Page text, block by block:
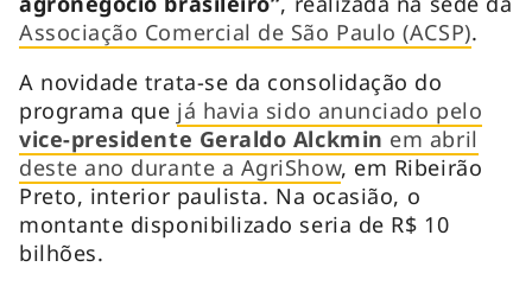
Associação Comercial de São Paulo (ACSP).
A novidade trata-se da consolidação do
programa que já havia sido anunciado pelo
vice-presidente Geraldo Alckmin em abril
deste ano durante a AgriShow, em Ribeirão
Preto, interior paulista. Na ocasião, o
montante disponibilizado seria de R$ 10
bilhões.